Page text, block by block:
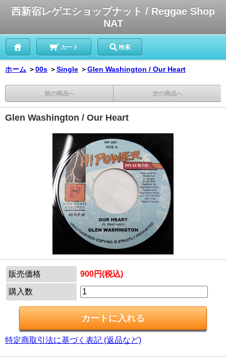
西新宿レゲエショップナット / Reggae Shop
NAT
カート 検索
ホーム ＞00s ＞Single ＞Glen Washington / Our Heart
前の商品へ 次の商品へ
Glen Washington / Our Heart
販売価格 900円(税込)
購入数
特定商取引法に基づく表記 (返品など)